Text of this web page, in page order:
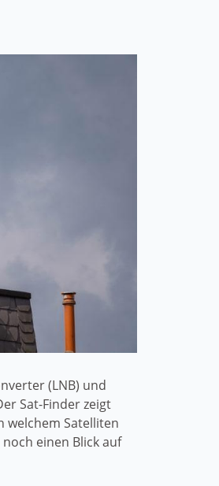
(LNB) und
Sat-Finder zeigt
welchem Satelliten
einen Blick auf